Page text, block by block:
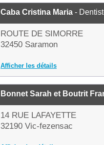
Caba Cristina Maria -
ROUTE DE SIMORRE
32450 Saramon
Afficher les détails
Bonnet Sarah et Boutrit
14 RUE LAFAYETTE
32190 Vic-fezensac